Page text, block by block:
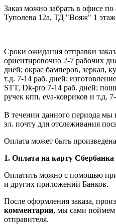
Заказ можно забрать в офисе по
Туполева 12а, ТД "Вояж" 1
Сроки ожидания отправки
ориентировочно 2-7 рабочих
дней; окрас бамперов, зеркал,
т.д. 7-14 раб. дней;
STT, Dk-pro 7-14 раб. дней;
ручек кпп, eva-ковриков и т.д.
В течении данного периода
эл. почту для отслеживания
Оплата может быть
1. Оплата на карту Сбербанка
Оплатить можно с помощью
и других приложений Банков.
После оформления заказа,
комментарии, мы сами
отправителя.